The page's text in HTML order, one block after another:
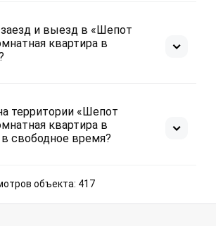
и выезд в «Шепот
квартира в
территории «Шепот
квартира в
свободное время?
объекта: 417